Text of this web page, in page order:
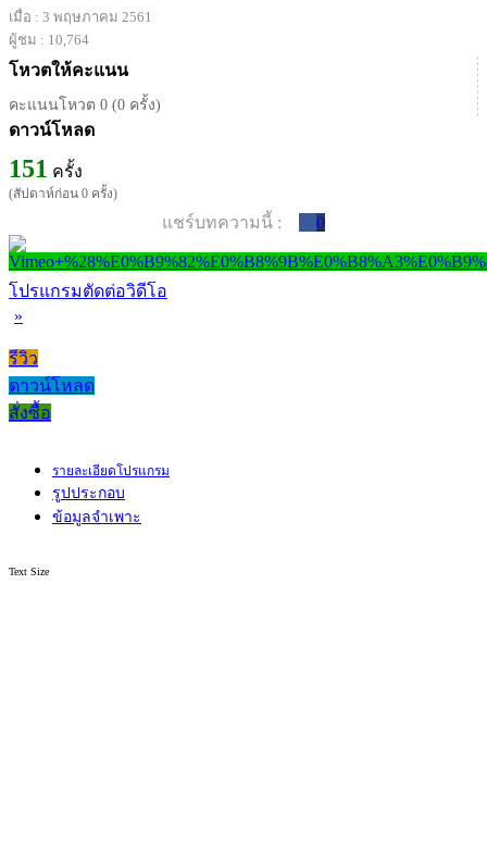
เมื่อ : 3 พฤษภาคม 2561
ผู้ชม : 10,764
โหวตให้คะแนน
คะแนนโหวต 0 (0 ครั้ง)
ดาวน์โหลด
151 ครั้ง
(สัปดาห์ก่อน 0 ครั้ง)
แชร์บทความนี้ : 0
โปรแกรมตัดต่อวิดีโอ
»
รีวิว
ดาวน์โหลด
สั่งซื้อ
รายละเอียดโปรแกรม
รูปประกอบ
ข้อมูลจำเพาะ
Text Size